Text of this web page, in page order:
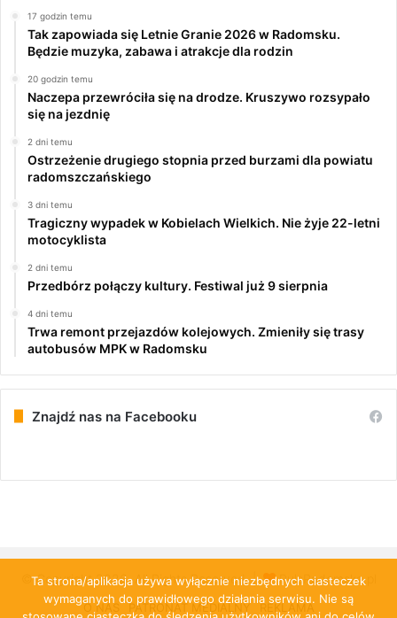
17 godzin temu
Tak zapowiada się Letnie Granie 2026 w Radomsku.
Będzie muzyka, zabawa i atrakcje dla rodzin
20 godzin temu
Naczepa przewróciła się na drodze. Kruszywo rozsypało
się na jezdnię
2 dni temu
Ostrzeżenie drugiego stopnia przed burzami dla powiatu
radomszczańskiego
3 dni temu
Tragiczny wypadek w Kobielach Wielkich. Nie żyje 22-letni
motocyklista
2 dni temu
Przedbórz połączy kultury. Festiwal już 9 sierpnia
4 dni temu
Trwa remont przejazdów kolejowych. Zmieniły się trasy
autobusów MPK w Radomsku
Znajdź nas na Facebooku
© Copyright 2026, All Rights Reserved | PulsRadomska.pl
O NAS PATRONAT MEDIALNY REKLAMA
Ta strona/aplikacja używa wyłącznie niezbędnych ciasteczek
wymaganych do prawidłowego działania serwisu. Nie są